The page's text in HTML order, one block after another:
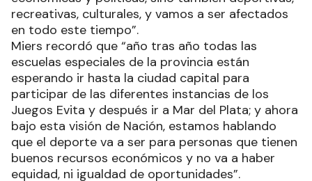
recreativas, culturales, y vamos a ser afectados
en todo este tiempo”.
Miers recordó que “año tras año todas las
escuelas especiales de la provincia están
esperando ir hasta la ciudad capital para
participar de las diferentes instancias de los
Juegos Evita y después ir a Mar del Plata; y ahora
bajo esta visión de Nación, estamos hablando
que el deporte va a ser para personas que tienen
buenos recursos económicos y no va a haber
equidad, ni igualdad de oportunidades”.